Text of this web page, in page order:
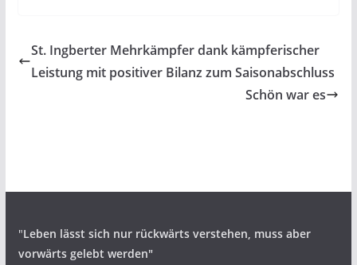
St. Ingberter Mehrkämpfer dank kämpferischer
Leistung mit positiver Bilanz zum Saisonabschluss
Schön war es
"Leben lässt sich nur rückwärts verstehen, muss aber
vorwärts gelebt werden"